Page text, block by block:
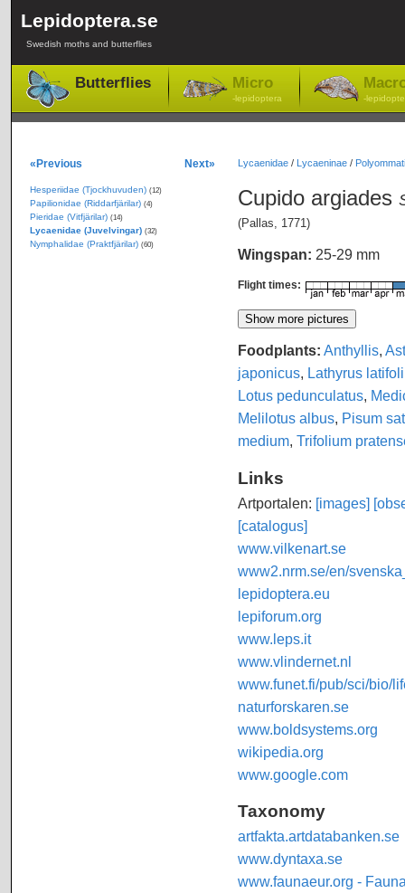
Lepidoptera.se
Swedish moths and butterflies
Butterflies Micro
-lepidoptera -
Lycaenidae/ Lycaeninae/
Cupido argiades
(Pallas, 1771)
Wingspan: 25-29 mm
Flight times:
Foodplants: Anthyllis,
japonicus, Lathyrus
Lotus pedunculatus,
Melilotus albus, Pisum
medium, Trifolium
Links
Artportalen: [images]
[catalogus]
www.vilkenart.se
www2.nrm.se/en/
lepidoptera.eu
lepiforum.org
www.leps.it
www.vlindernet.nl
www.funet.fi/pub/sci/bio/
naturforskaren.se
www.boldsystems.org
wikipedia.org
www.google.com
Taxonomy
artfakta.artdatabanken.se
www.dyntaxa.se
www.faunaeur.org -
«Previous Next»
Hesperiidae (Tjockhuvuden) (12)
Papilionidae (Riddarfjärilar) (4)
Pieridae (Vitfjärilar) (14)
Lycaenidae (Juvelvingar) (32)
Nymphalidae (Praktfjärilar) (60)